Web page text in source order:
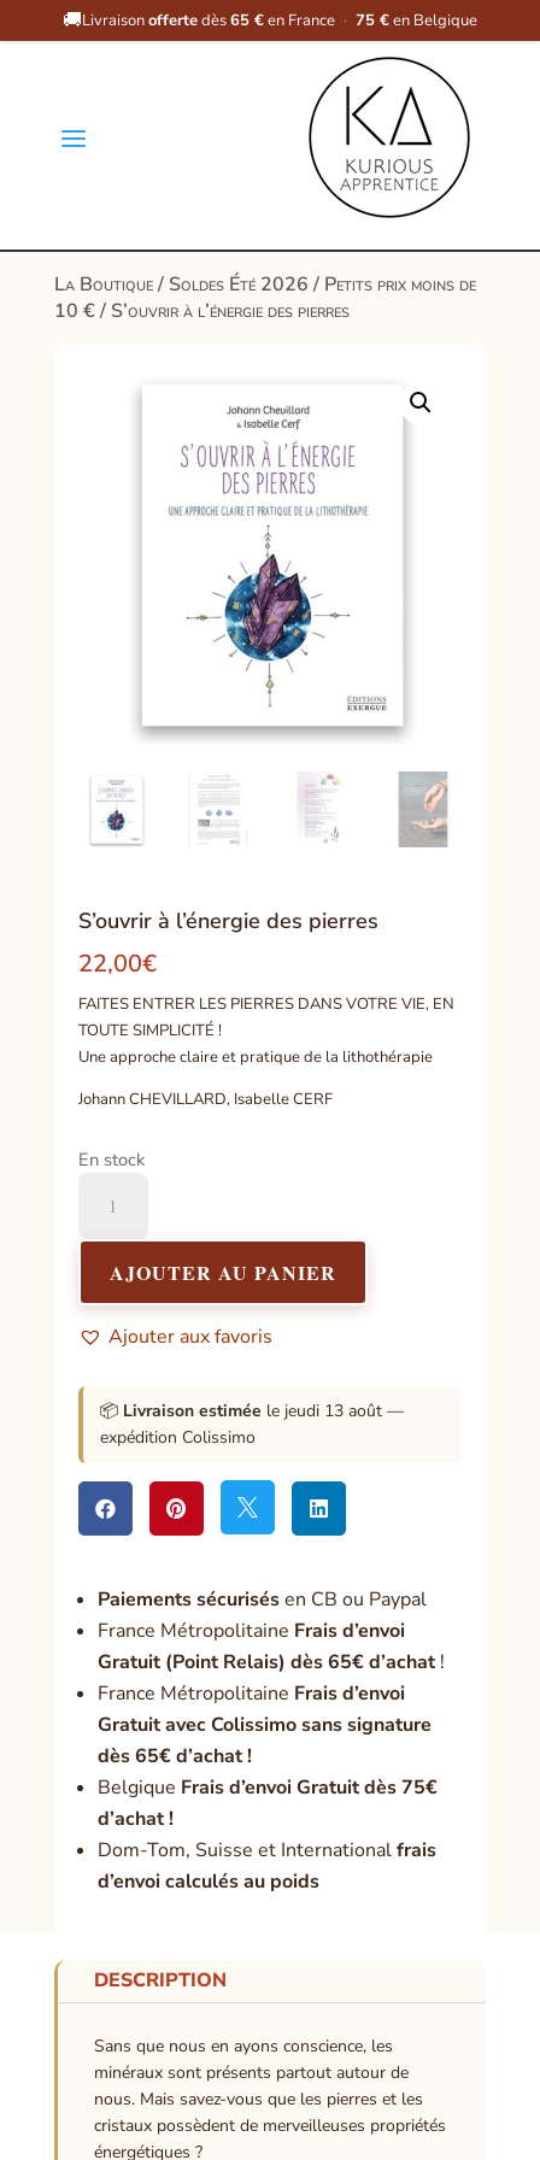
🚚Livraisonoffertedès65 €en France · 75 €en Belgique
a
La Boutique/ Soldes Été 2026/ Petits prix moins de
10 €/ S’ouvrir à l’énergie des pierres
S’ouvrir à l’énergie des pierres
22,00€
FAITES ENTRER LES PIERRES DANS VOTRE VIE, EN
TOUTE SIMPLICITÉ !
Une approche claire et pratique de la lithothérapie
Johann CHEVILLARD, Isabelle CERF
En stock
S'ouvrir
l'énergie
des
pierres
AJOUTER AU PANIER
Ajouter aux favoris
📦 Livraison estimée le jeudi 13 août —
expédition Colissimo
   
Paiements sécurisésen CB ou Paypal
France Métropolitaine Frais d’envoi
Gratuit (Point Relais) dès 65€ d’achat!
France Métropolitaine Frais d’envoi
Gratuit avec Colissimo sans signature
dès 65€ d’achat !
Belgique Frais d’envoi Gratuit dès 75€
d’achat !
Dom-Tom, Suisse et Internationalfrais
d’envoi calculés au poids
DESCRIPTION
Sans que nous en ayons conscience, les
minéraux sont présents partout autour de
nous. Mais savez-vous que les pierres et les
cristaux possèdent de merveilleuses propriétés
énergétiques ?